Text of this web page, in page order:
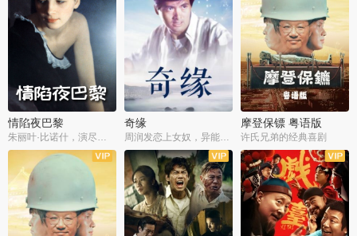
情陷夜巴黎
朱丽叶·比诺什，演尽失爱之痛
奇缘
周润发恋上女奴，异能护体战邪派
摩登保镖 粤语版
许氏兄弟的经典喜剧